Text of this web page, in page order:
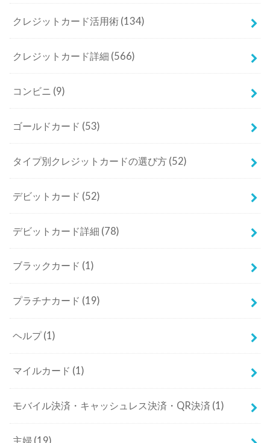
クレジットカード活用術 (134)
クレジットカード詳細 (566)
コンビニ (9)
ゴールドカード (53)
タイプ別クレジットカードの選び方 (52)
デビットカード (52)
デビットカード詳細 (78)
ブラックカード (1)
プラチナカード (19)
ヘルプ(1)
マイルカード (1)
モバイル決済・キャッシュレス決済・QR決済 (1)